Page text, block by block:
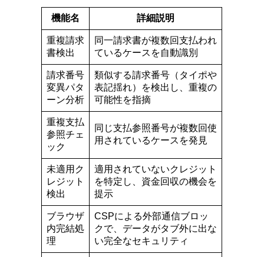
機能名 詳細説明
重複請求
書検出
同一請求書が複数回支払われ
ているケースを自動識別
請求番号
変異パタ
ーン分析
類似する請求番号（タイポや
表記揺れ）を検出し、重複の
可能性を指摘
重複支払
参照チェ
ック
同じ支払参照番号が複数回使
用されているケースを発見
未適用ク
レジット
検出
適用されていないクレジット
を特定し、資金回収の機会を
提示
ブラウザ
内完結処
理
CSPによる外部通信ブロッ
クで、データがタブ外に出な
い完全なセキュリティ